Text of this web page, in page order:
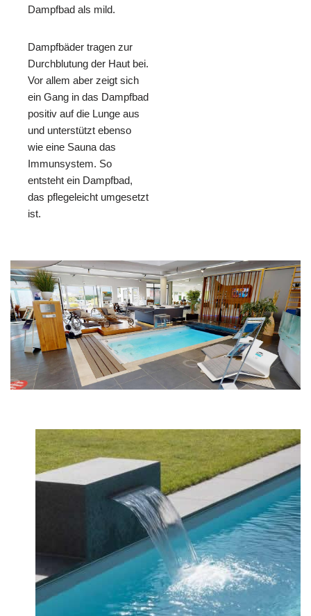
Dampfbad als mild.
Dampfbäder tragen zur
Durchblutung der Haut bei.
Vor allem aber zeigt sich
ein Gang in das Dampfbad
positiv auf die Lunge aus
und unterstützt ebenso
wie eine Sauna das
Immunsystem. So
entsteht ein Dampfbad,
das pflegeleicht umgesetzt
ist.